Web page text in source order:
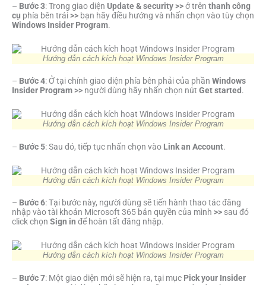
– Bước 3: Trong giao diện Update & security >>ở trên thanh công
cụ phía bên trái >> bạn hãy điều hướng và nhấn chọn vào tùy chọn
Windows Insider Program.
Hướng dẫn cách kích hoạt Windows Insider Program
– Bước 4: Ở tại chính giao diện phía bên phải của phần Windows
Insider Program >> người dùng hãy nhấn chọn nút Get started.
Hướng dẫn cách kích hoạt Windows Insider Program
– Bước 5: Sau đó, tiếp tục nhấn chọn vào Link an Account.
Hướng dẫn cách kích hoạt Windows Insider Program
– Bước 6: Tại bước này, người dùng sẽ tiến hành thao tác đăng
nhập vào tài khoản Microsoft 365 bản quyền của mình >> sau đó
click chọn Sign in để hoàn tất đăng nhập.
Hướng dẫn cách kích hoạt Windows Insider Program
– Bước 7: Một giao diện mới sẽ hiện ra, tại mục Pick your Insider